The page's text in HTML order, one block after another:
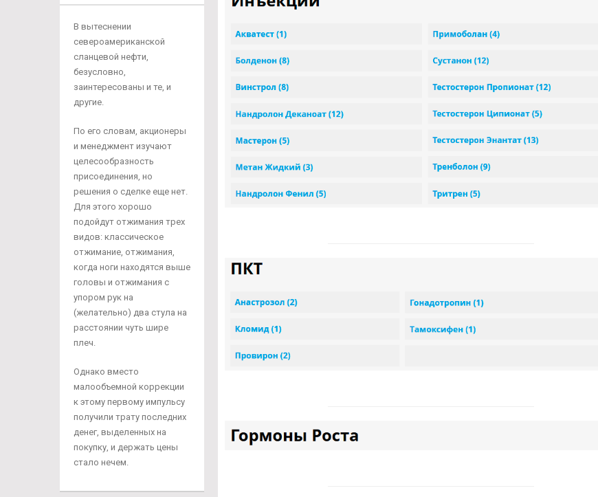
В вытеснении
североамериканской
сланцевой нефти,
безусловно,
заинтересованы и те, и
другие.
По его словам, акционеры
и менеджмент изучают
целесообразность
присоединения, но
решения о сделке еще нет.
Для этого хорошо
подойдут отжимания трех
видов: классическое
отжимание, отжимания,
когда ноги находятся выше
головы и отжимания с
упором рук на
(желательно) два стула на
расстоянии чуть шире
плеч.
Однако вместо
малообъемной коррекции
к этому первому импульсу
получили трату последних
денег, выделенных на
покупку, и держать цены
стало нечем.